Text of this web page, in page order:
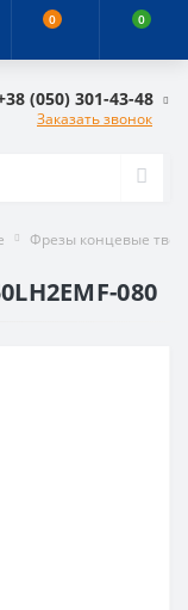
0 0
(050) 301-43-48
Заказать звонок
Фрезы концевые
080